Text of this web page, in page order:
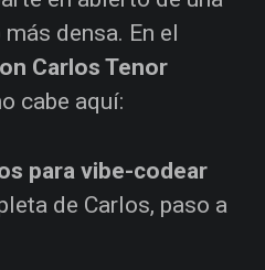
densa. En el
Carlos Tenor
cabe aquí:
para vibe-codear
de Carlos, paso a